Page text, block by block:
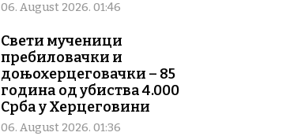
06. August 2026. 01:46
Свети мученици
пребиловачки и
доњохерцеговачки – 85
година од убиства 4.000
Срба у Херцеговини
06. August 2026. 01:36